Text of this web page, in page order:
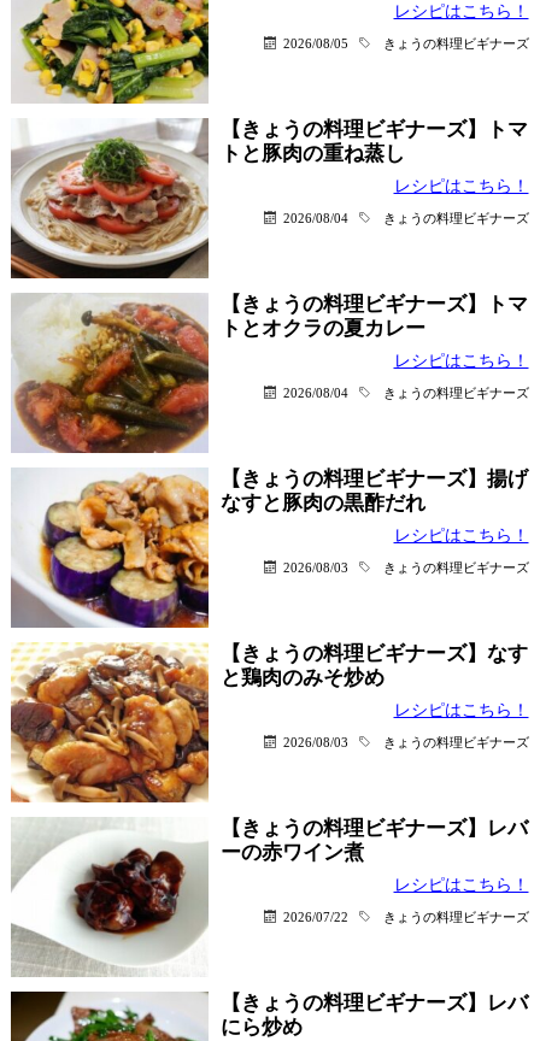
レシピはこちら！
2026/08/05 きょうの料理ビギナーズ
【きょうの料理ビギナーズ】トマ
トと豚肉の重ね蒸し
レシピはこちら！
2026/08/04 きょうの料理ビギナーズ
【きょうの料理ビギナーズ】トマ
トとオクラの夏カレー
レシピはこちら！
2026/08/04 きょうの料理ビギナーズ
【きょうの料理ビギナーズ】揚げ
なすと豚肉の黒酢だれ
レシピはこちら！
2026/08/03 きょうの料理ビギナーズ
【きょうの料理ビギナーズ】なす
と鶏肉のみそ炒め
レシピはこちら！
2026/08/03 きょうの料理ビギナーズ
【きょうの料理ビギナーズ】レバ
ーの赤ワイン煮
レシピはこちら！
2026/07/22 きょうの料理ビギナーズ
【きょうの料理ビギナーズ】レバ
にら炒め